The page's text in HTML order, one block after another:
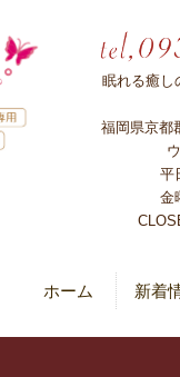
眠れる癒し
福岡県京都
平
金
ホーム 新着